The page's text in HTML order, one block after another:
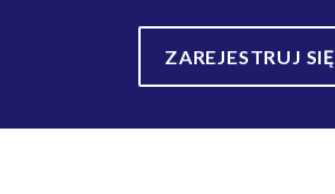
ZAREJESTRUJ SIĘ